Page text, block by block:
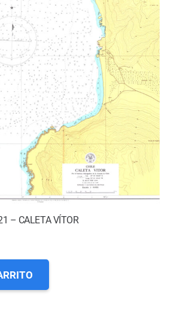
– CALETA VÍTOR